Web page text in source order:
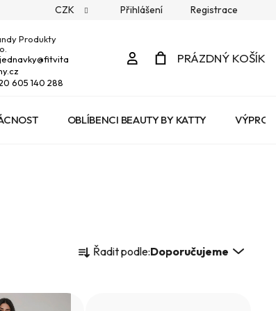
CZK Přihlášení Registrace
Produkty
@fitvita
605 140 288
PřihlášeníPRÁZDNÝ KOŠÍK
OBLÍBENCI BEAUTY BY KATTY
Ř Řadit podle:Doporučujeme